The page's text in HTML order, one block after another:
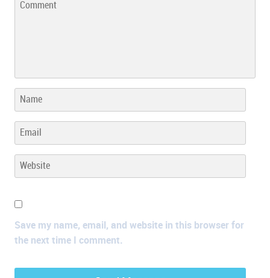
Save my name, email, and website in this browser for
the next time I comment.